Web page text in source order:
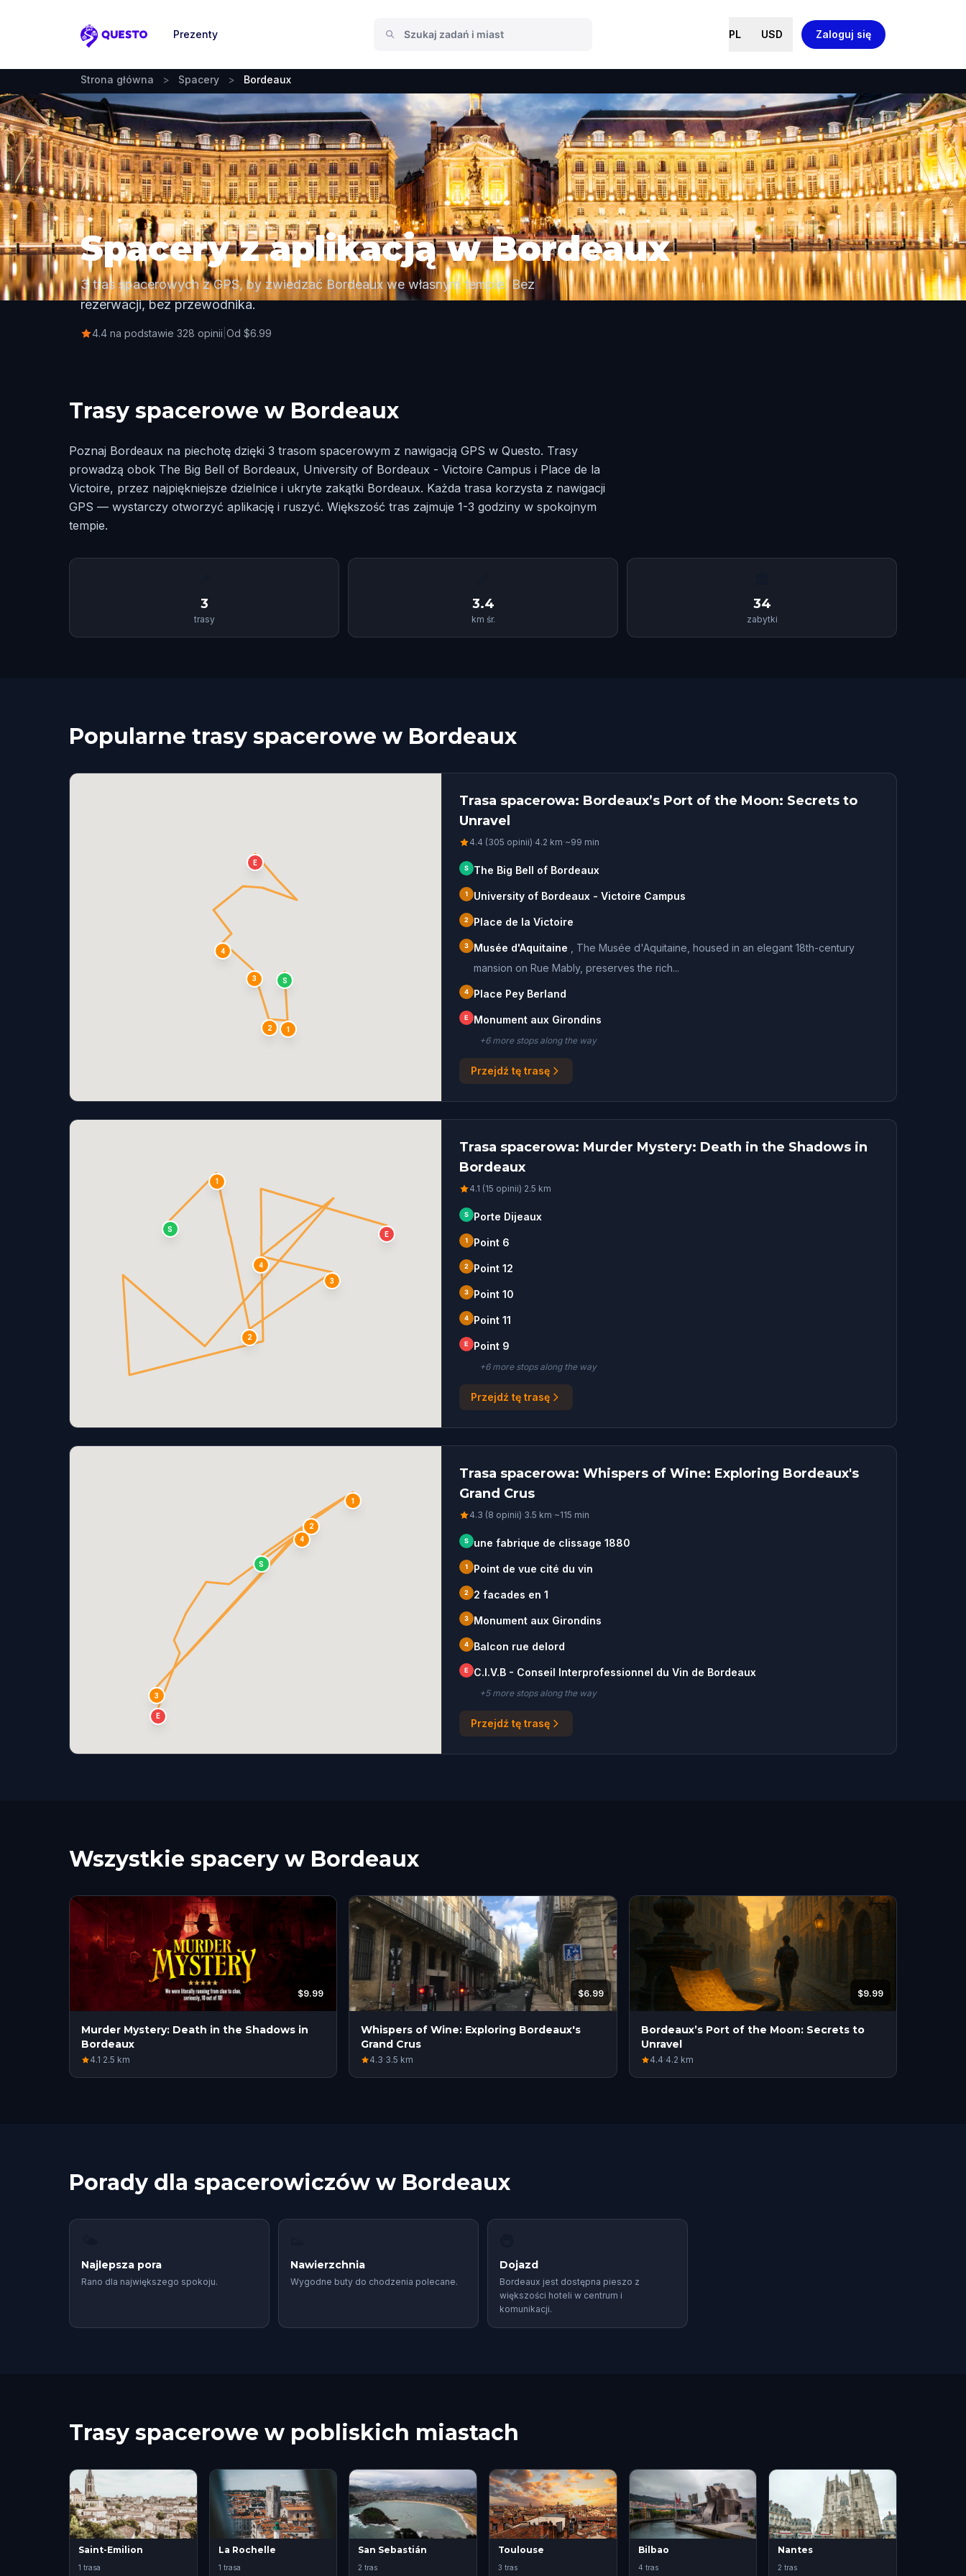
Questo
Prezenty PL USD Zaloguj się
Strona główna > Spacery > Bordeaux
Spacery z aplikacją w Bordeaux
3 tras spacerowych z GPS, by zwiedzać Bordeaux we własnym tempie. Bez
rezerwacji, bez przewodnika.
4.4 na podstawie 328 opinii Od $6.99
Trasy spacerowe w Bordeaux
Poznaj Bordeaux na piechotę dzięki 3 trasom spacerowym z nawigacją GPS w Questo. Trasy
prowadzą obok The Big Bell of Bordeaux, University of Bordeaux - Victoire Campus i Place de la
Victoire, przez najpiękniejsze dzielnice i ukryte zakątki Bordeaux. Każda trasa korzysta z nawigacji
GPS — wystarczy otworzyć aplikację i ruszyć. Większość tras zajmuje 1-3 godziny w spokojnym
tempie.
3
trasy
3.4
km śr.
34
zabytki
Popularne trasy spacerowe w Bordeaux
S
1
2
3
4
E
Trasa spacerowa: Bordeaux’s Port of the Moon: Secrets to
Unravel
4.4 (305 opinii)·4.2 km·~99 min
S The Big Bell of Bordeaux
1 University of Bordeaux - Victoire Campus
2 Place de la Victoire
3 Musée d'Aquitaine
The Musée d'Aquitaine, housed in an elegant 18th-century
mansion on Rue Mably, preserves the rich...
4 Place Pey Berland
E Monument aux Girondins
+6more stopsalong the way
Przejdź tę trasę
S
1
2
3
4
E
Trasa spacerowa: Murder Mystery: Death in the Shadows in
Bordeaux
4.1 (15 opinii)·2.5 km
S Porte Dijeaux
1 Point 6
2 Point 12
3 Point 10
4 Point 11
E Point 9
+6more stopsalong the way
Przejdź tę trasę
S
1
2
3
4
E
Trasa spacerowa: Whispers of Wine: Exploring Bordeaux's
Grand Crus
4.3 (8 opinii)·3.5 km·~115 min
S une fabrique de clissage 1880
1 Point de vue cité du vin
2 2 facades en 1
3 Monument aux Girondins
4 Balcon rue delord
E C.I.V.B - Conseil Interprofessionnel du Vin de Bordeaux
+5more stopsalong the way
Przejdź tę trasę
Wszystkie spacery w Bordeaux
$9.99
Murder Mystery: Death in the Shadows in
Bordeaux
4.1·2.5 km
$6.99
Whispers of Wine: Exploring Bordeaux's
Grand Crus
4.3·3.5 km
$9.99
Bordeaux’s Port of the Moon: Secrets to
Unravel
4.4·4.2 km
Porady dla spacerowiczów w Bordeaux
Najlepsza pora
Rano dla największego spokoju.
Nawierzchnia
Wygodne buty do chodzenia polecane.
Dojazd
Bordeaux jest dostępna pieszo z
większości hoteli w centrum i
komunikacji.
Trasy spacerowe w pobliskich miastach
Saint-Emilion
1 trasa
La Rochelle
1 trasa
San Sebastián
2 tras
Toulouse
3 tras
Bilbao
4 tras
Nantes
2 tras